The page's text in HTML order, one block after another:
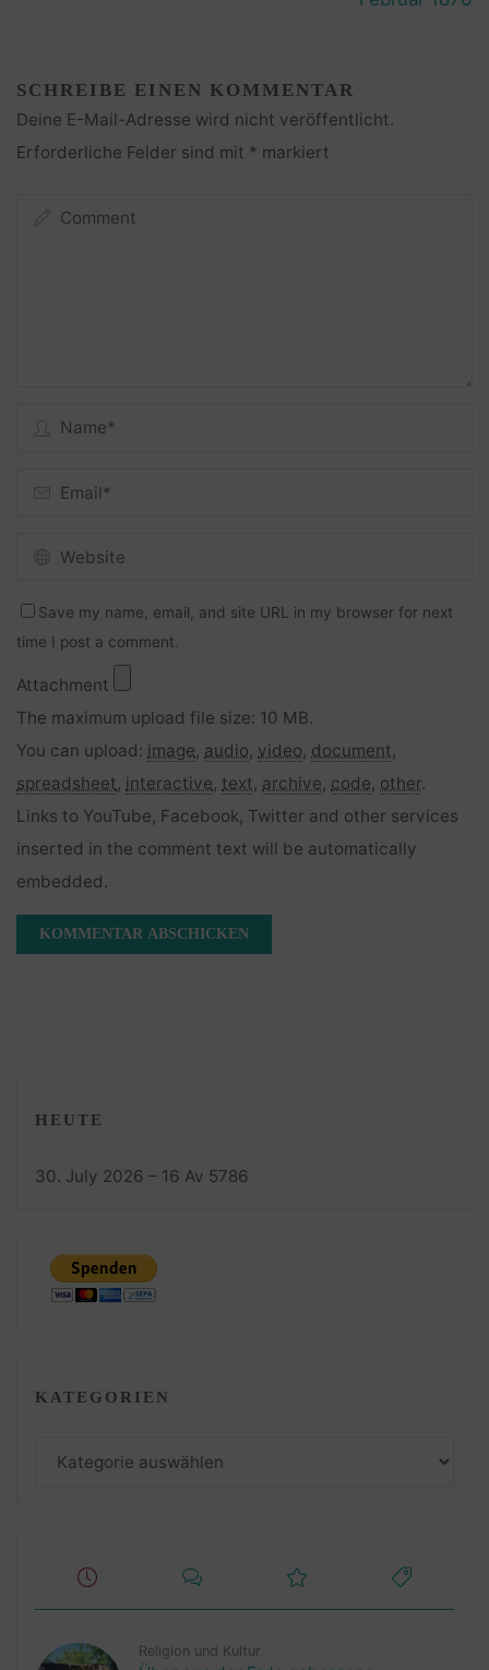
SCHREIBE EINEN KOMMENTAR
Deine E-Mail-Adresse wird nicht veröffentlicht.
Erforderliche Felder sind mit * markiert
Save my name, email, and site URL in my browser for next
time I post a comment.
Attachment
The maximum upload file size: 10 MB.
You can upload: image, audio, video, document,
spreadsheet, interactive, text, archive, code, other.
Links to YouTube, Facebook, Twitter and other services
inserted in the comment text will be automatically
embedded.
HEUTE
30. July 2026 – 16 Av 5786
KATEGORIEN
Religion und Kultur